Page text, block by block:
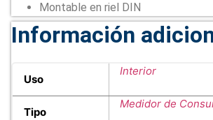
Montable en riel DIN
Información
Uso
Interior
Tipo
Medidor de